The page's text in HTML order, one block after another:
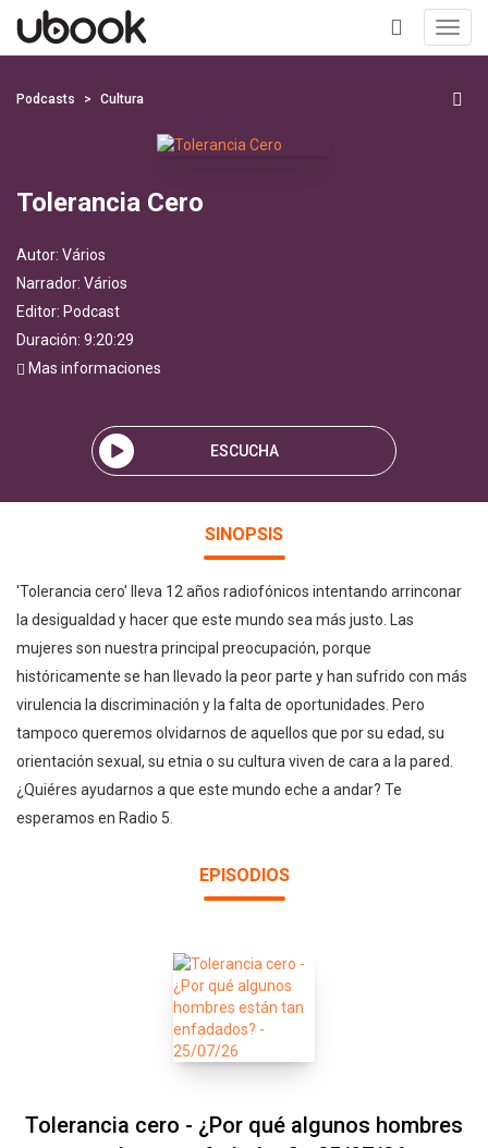
+
Podcasts Cultura
Tolerancia Cero
Autor: Vários
Narrador: Vários
Editor: Podcast
Duración: 9:20:29
Mas informaciones
ESCUCHA
SINOPSIS
'Tolerancia cero' lleva 12 años radiofónicos intentando arrinconar
la desigualdad y hacer que este mundo sea más justo. Las
mujeres son nuestra principal preocupación, porque
históricamente se han llevado la peor parte y han sufrido con más
virulencia la discriminación y la falta de oportunidades. Pero
tampoco queremos olvidarnos de aquellos que por su edad, su
orientación sexual, su etnia o su cultura viven de cara a la pared.
¿Quiéres ayudarnos a que este mundo eche a andar? Te
esperamos en Radio 5.
EPISODIOS
Tolerancia cero - ¿Por qué algunos hombres